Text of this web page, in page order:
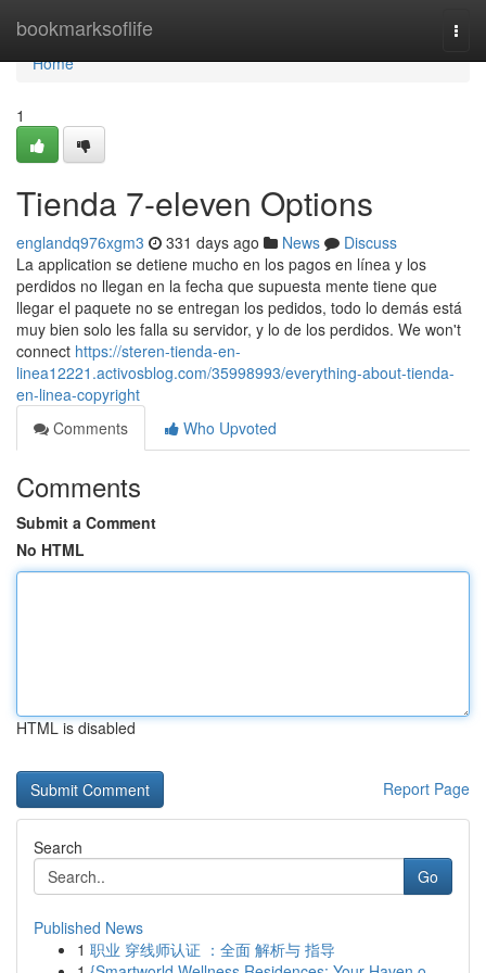
bookmarksoflife
Home
Home
1
Tienda 7-eleven Options
englandq976xgm3 331 days ago News
Discuss
La application se detiene mucho en los pagos en línea y los
perdidos no llegan en la fecha que supuesta mente tiene que
llegar el paquete no se entregan los pedidos, todo lo demás está
muy bien solo les falla su servidor, y lo de los perdidos. We won't
connect https://steren-tienda-en-
linea12221.activosblog.com/35998993/everything-about-tienda-
en-linea-copyright
Comments
Who Upvoted
Comments
Submit a Comment
No HTML
HTML is disabled
Report Page
Search
Go
Published News
1 职业 穿线师认证 ：全面 解析与 指导